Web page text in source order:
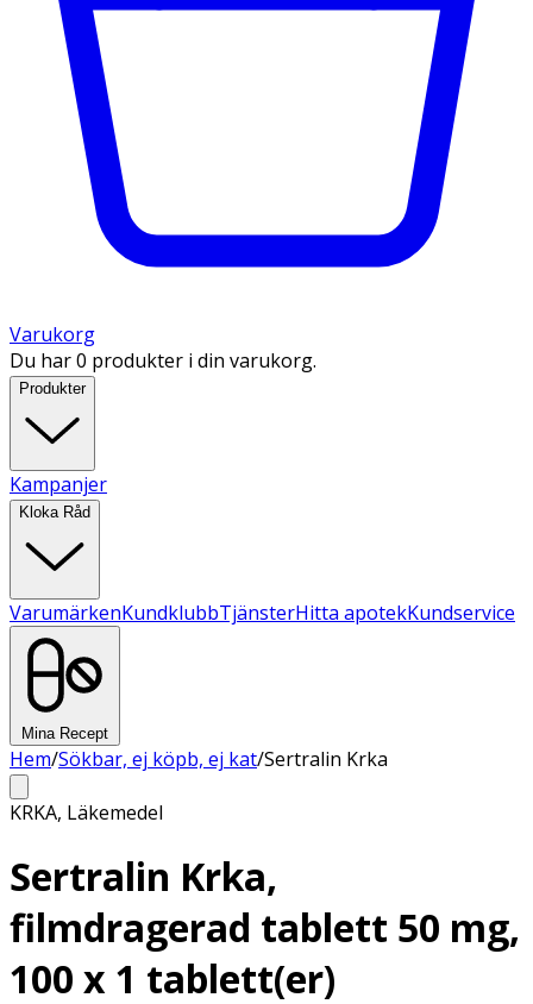
Varukorg
Du har 0 produkter i din varukorg.
Produkter
Kampanjer
Kloka Råd
VarumärkenKundklubbTjänsterHitta apotekKundservice
Mina Recept
Hem/Sökbar, ej köpb, ej kat/Sertralin Krka
KRKA, Läkemedel
Sertralin Krka,
filmdragerad tablett 50 mg,
100 x 1 tablett(er)